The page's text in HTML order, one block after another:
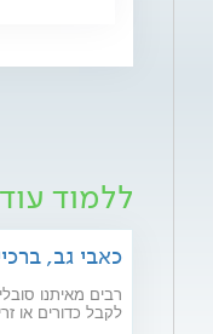
ללמוד
כאבי גב,
רבים מאיתנו
לקבל כדורים או